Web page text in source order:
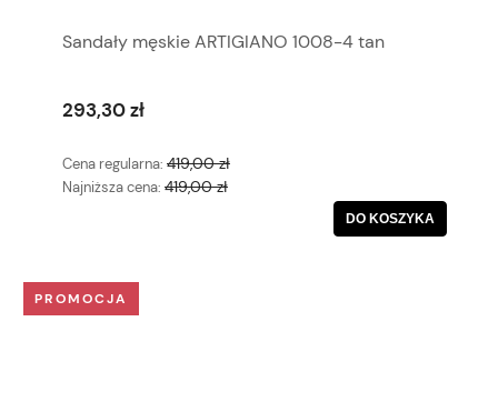
Sandały męskie ARTIGIANO 1008-4 tan
293,30 zł
Cena regularna: 419,00 zł
Najniższa cena: 419,00 zł
DO KOSZYKA
PROMOCJA